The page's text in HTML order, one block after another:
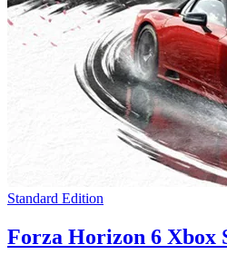
Standard Edition
Forza Horizon 6 Xbox